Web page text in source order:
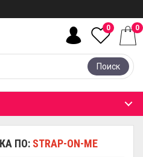
Поиск
0 0
ПО: STRAP-ON-ME